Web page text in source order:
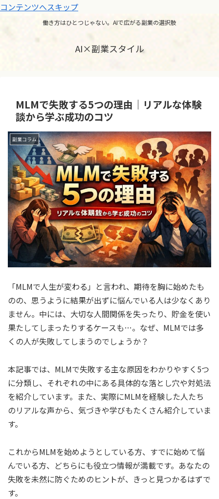
コンテンツへスキップ
働き方はひとつじゃない。AIで広がる副業の選択肢
AI×副業スタイル
MLMで失敗する5つの理由｜リアルな体験
談から学ぶ成功のコツ
副業コラム
「MLMで人生が変わる」と言われ、期待を胸に始めたも
のの、思うように結果が出ずに悩んでいる人は少なくあり
ません。中には、大切な人間関係を失ったり、貯金を使い
果たしてしまったりするケースも…。なぜ、MLMでは多
くの人が失敗してしまうのでしょうか？
本記事では、MLMで失敗する主な原因をわかりやすく5つ
に分類し、それぞれの中にある具体的な落とし穴や対処法
を紹介しています。また、実際にMLMを経験した人たち
のリアルな声から、気づきや学びもたくさん紹介していま
す。
これからMLMを始めようとしている方、すでに始めて悩
んでいる方、どちらにも役立つ情報が満載です。あなたの
失敗を未然に防ぐためのヒントが、きっと見つかるはずで
す。